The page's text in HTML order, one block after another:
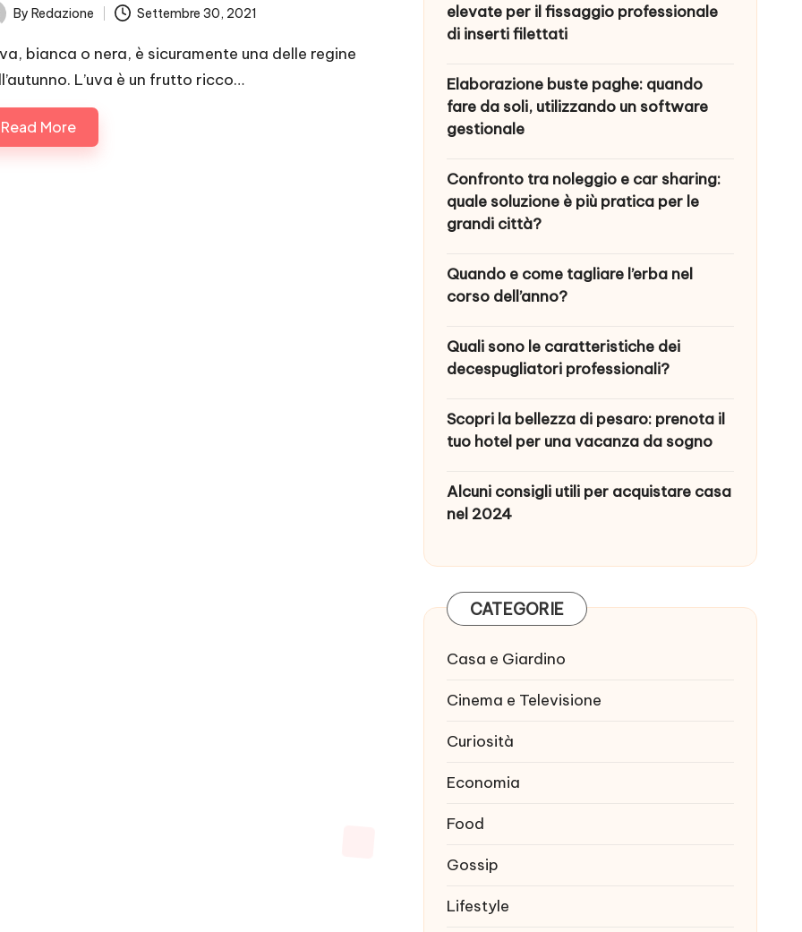
By Redazione Settembre 30, 2021
bianca o nera, è sicuramente una delle regine
L’uva è un frutto ricco…
Read More
elevate per il fissaggio professionale
di inserti filettati
Elaborazione buste paghe: quando
fare da soli, utilizzando un software
gestionale
Confronto tra noleggio e car sharing:
quale soluzione è più pratica per le
grandi città?
Quando e come tagliare l’erba nel
corso dell’anno?
Quali sono le caratteristiche dei
decespugliatori professionali?
Scopri la bellezza di pesaro: prenota il
tuo hotel per una vacanza da sogno
Alcuni consigli utili per acquistare casa
nel 2024
CATEGORIE
Casa e Giardino
Cinema e Televisione
Curiosità
Economia
Food
Gossip
Lifestyle